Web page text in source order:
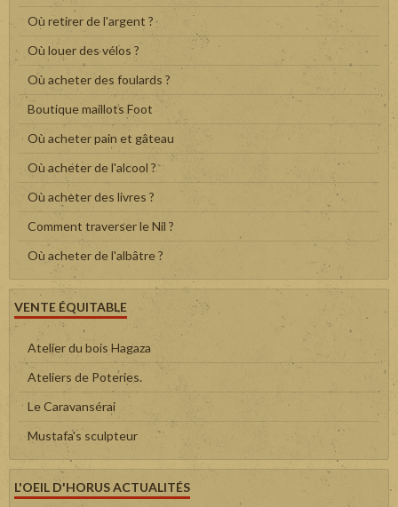
Où retirer de l'argent ?
Où louer des vélos ?
Où acheter des foulards ?
Boutique maillots Foot
Où acheter pain et gâteau
Où acheter de l'alcool ?
Où acheter des livres ?
Comment traverser le Nil ?
Où acheter de l'albâtre ?
VENTE ÉQUITABLE
Atelier du bois Hagaza
Ateliers de Poteries.
Le Caravansérai
Mustafa's sculpteur
L'OEIL D'HORUS ACTUALITÉS